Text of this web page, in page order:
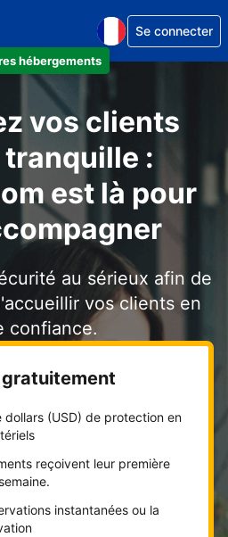
hébergements
Se connecter
vos clients
:
est là pour
au sérieux afin de
vos clients en
confiance.
dollars (USD) de protection en
reçoivent leur première
instantanées ou la